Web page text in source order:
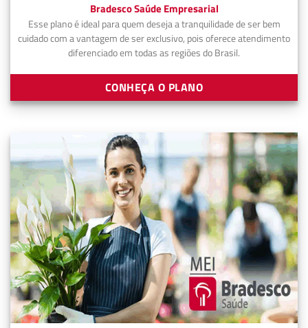
Bradesco Saúde Empresarial
Esse plano é ideal para quem deseja a tranquilidade de ser bem
cuidado com a vantagem de ser exclusivo, pois oferece atendimento
diferenciado em todas as regiões do Brasil.
CONHEÇA O PLANO